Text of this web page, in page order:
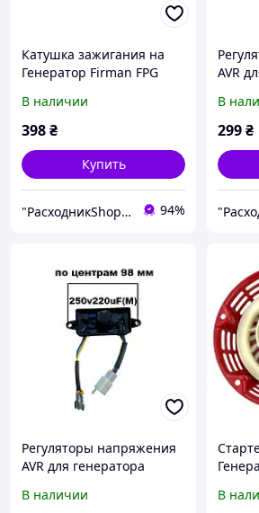
Катушка зажигания на
Генератор Firman FPG
В наличии
398₴
Купить
"РасходникShop" интернет магазин комплектующих и запчастей 94%
AVR
В
299₴
Регуляторы напряжения
AVR для генератора
(прямоугольний )
В наличии В